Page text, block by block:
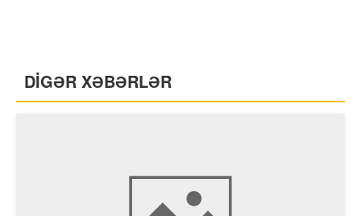
DİGƏR XƏBƏRLƏR